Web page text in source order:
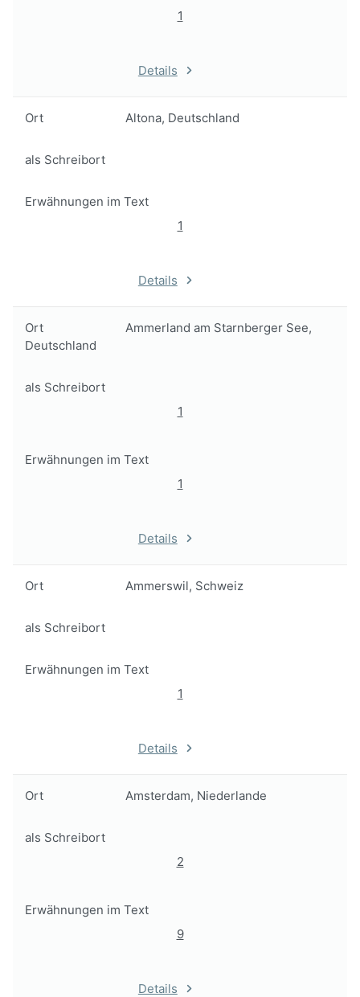
1
Details
Ort Altona, Deutschland
als Schreibort
Erwähnungen im Text
1
Details
Ort
Ammerland am Starnberger See,
Deutschland
als Schreibort
1
Erwähnungen im Text
1
Details
Ort Ammerswil, Schweiz
als Schreibort
Erwähnungen im Text
1
Details
Ort Amsterdam, Niederlande
als Schreibort
2
Erwähnungen im Text
9
Details